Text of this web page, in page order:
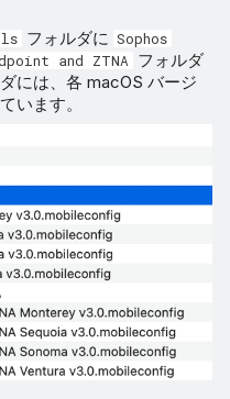
フォルダに Sophos
and ZTNA
フォルダ
には、各 macOS バージ
います。